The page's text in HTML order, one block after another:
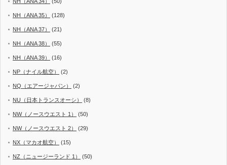
NH（ANA 35） (128)
NH（ANA 37） (21)
NH（ANA 38） (55)
NH（ANA 39） (16)
NP（ナイル航空） (2)
NQ（エアージャパン） (2)
NU（日本トランスオーシ） (8)
NW（ノースウエスト 1） (50)
NW（ノースウエスト 2） (29)
NX（マカオ航空） (15)
NZ（ニュージーランド 1） (50)